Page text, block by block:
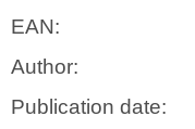
EAN:
Author:
Publication date: